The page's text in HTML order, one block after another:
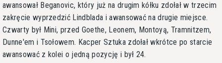
awansował Beganovic, który już na drugim kółku zdołał w trzecim
zakręcie wyprzedzić Lindblada i awansować na drugie miejsce.
Czwarty był Mini, przed Goethe, Leonem, Montoyą, Tramnitzem,
Dunne'em i Tsołowem. Kacper Sztuka zdołał wkrótce po starcie
awansować z kolei o jedną pozycję i był 24.